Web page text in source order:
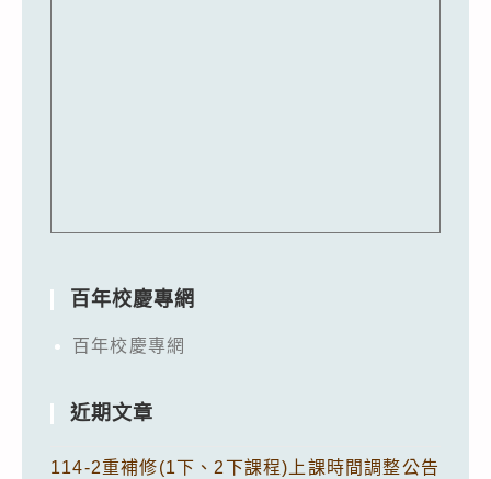
百年校慶專網
百年校慶專網
近期文章
114-2重補修(1下、2下課程)上課時間調整公告